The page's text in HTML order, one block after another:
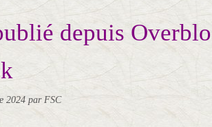
depuis
2024 par FSC